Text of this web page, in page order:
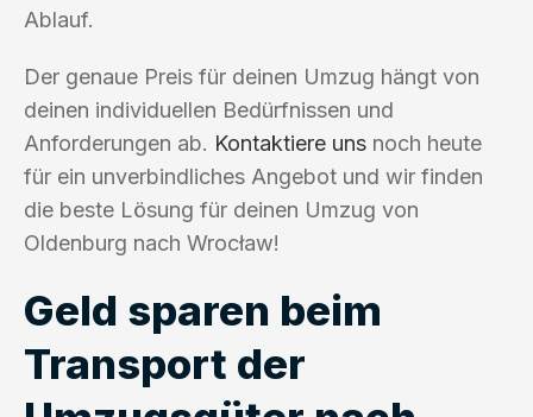
Ablauf.
Der genaue Preis für deinen Umzug hängt von
deinen individuellen Bedürfnissen und
Anforderungen ab. Kontaktiere uns noch heute
für ein unverbindliches Angebot und wir finden
die beste Lösung für deinen Umzug von
Oldenburg nach Wrocław!
Geld sparen beim
Transport der